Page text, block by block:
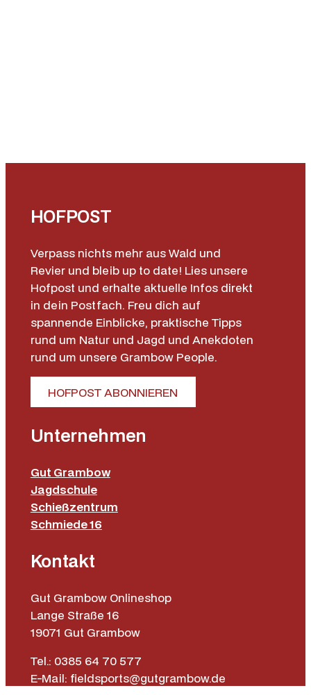
HOFPOST
Verpass nichts mehr aus Wald und
Revier und bleib up to date! Lies unsere
Hofpost und erhalte aktuelle Infos direkt
in dein Postfach. Freu dich auf
spannende Einblicke, praktische Tipps
rund um Natur und Jagd und Anekdoten
rund um unsere Grambow People.
HOFPOST ABONNIEREN
Unternehmen
Gut Grambow
Jagdschule
Schießzentrum
Schmiede 16
Kontakt
Gut Grambow Onlineshop
Lange Straße 16
19071 Gut Grambow
Tel.: 0385 64 70 577
E-Mail: fieldsports@gutgrambow.de